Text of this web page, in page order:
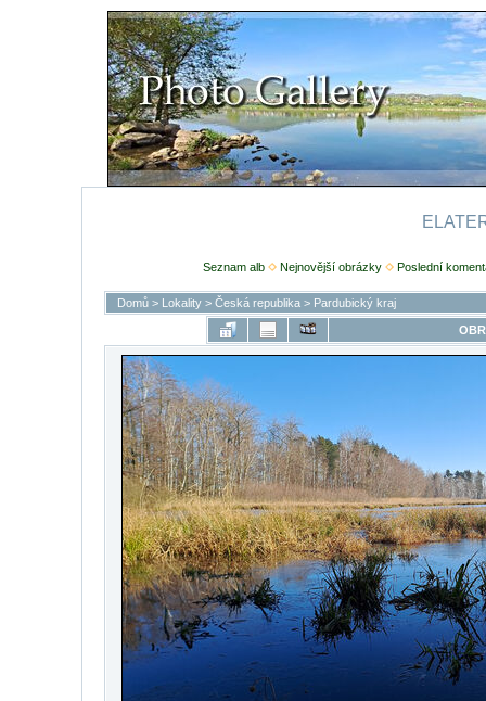
Seznam alb Nejnovější obrázky Poslední
Domů > Lokality > Česká republika > Pardubický kraj